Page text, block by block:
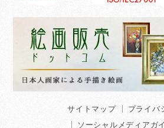
サイトマップ
プライバ
ソーシャルメディアガ